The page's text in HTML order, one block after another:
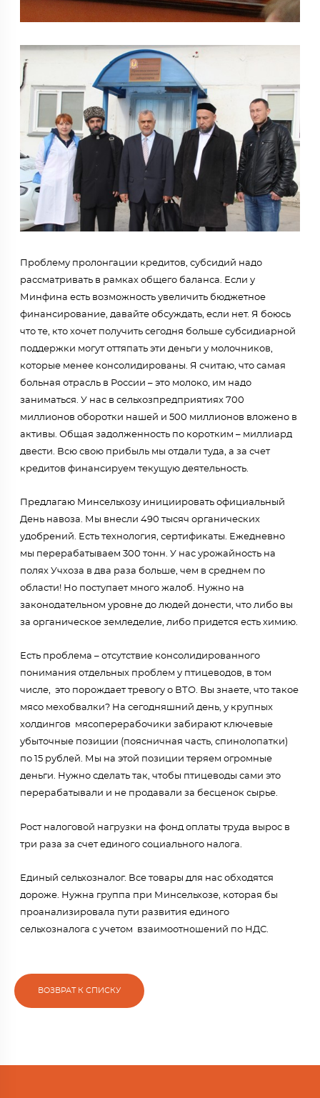
Проблему пролонгации кредитов, субсидий надо
рассматривать в рамках общего баланса. Если у
Минфина есть возможность увеличить бюджетное
финансирование, давайте обсуждать, если нет. Я боюсь
что те, кто хочет получить сегодня больше субсидиарной
поддержки могут оттяпать эти деньги у молочников,
которые менее консолидированы. Я считаю, что самая
больная отрасль в России – это молоко, им надо
заниматься. У нас в сельхозпредприятиях 700
миллионов оборотки нашей и 500 миллионов вложено в
активы. Общая задолженность по коротким – миллиард
двести. Всю свою прибыль мы отдали туда, а за счет
кредитов финансируем текущую деятельность.
Предлагаю Минсельхозу инициировать официальный
День навоза. Мы внесли 490 тысяч органических
удобрений. Есть технология, сертификаты. Ежедневно
мы перерабатываем 300 тонн. У нас урожайность на
полях Учхоза в два раза больше, чем в среднем по
области! Но поступает много жалоб. Нужно на
законодательном уровне до людей донести, что либо вы
за органическое земледелие, либо придется есть химию.
Есть проблема – отсутствие консолидированного
понимания отдельных проблем у птицеводов, в том
числе, это порождает тревогу о ВТО. Вы знаете, что такое
мясо мехобвалки? На сегодняшний день, у крупных
холдингов мясоперерабочики забирают ключевые
убыточные позиции (поясничная часть, спинолопатки)
по 15 рублей. Мы на этой позиции теряем огромные
деньги. Нужно сделать так, чтобы птицеводы сами это
перерабатывали и не продавали за бесценок сырье.
Рост налоговой нагрузки на фонд оплаты труда вырос в
три раза за счет единого социального налога.
Единый сельхозналог. Все товары для нас обходятся
дороже. Нужна группа при Минсельхозе, которая бы
проанализировала пути развития единого
сельхозналога с учетом взаимоотношений по НДС.
ВОЗВРАТ К СПИСКУ